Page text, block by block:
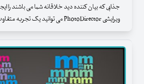
جذابی که بیان کننده دید خلاقانه شما می باشند را
ویرایشی PhotoDirector می توانید یک تجربه متفاوت